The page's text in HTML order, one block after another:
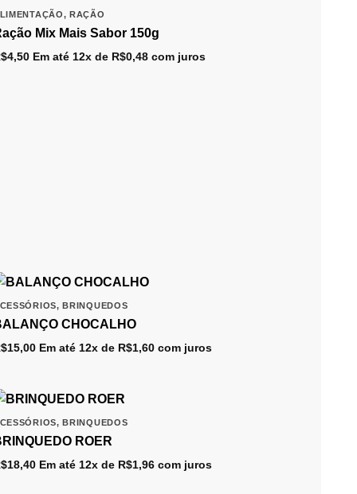
, RAÇÃO
Mix Mais Sabor 150g
4,50 Em até 12x de R$0,48com juros
,BRINQUEDOS
CHOCALHO
15,00 Em até 12x de R$1,60com juros
,BRINQUEDOS
ROER
18,40 Em até 12x de R$1,96com juros